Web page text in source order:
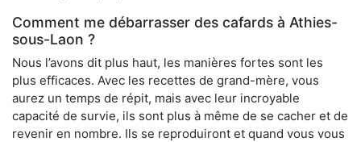
Comment me débarrasser des cafards à Athies-
sous-Laon ?
Nous l’avons dit plus haut, les manières fortes sont les
plus efficaces. Avec les recettes de grand-mère, vous
aurez un temps de répit, mais avec leur incroyable
capacité de survie, ils sont plus à même de se cacher et de
revenir en nombre. Ils se reproduiront et quand vous vous